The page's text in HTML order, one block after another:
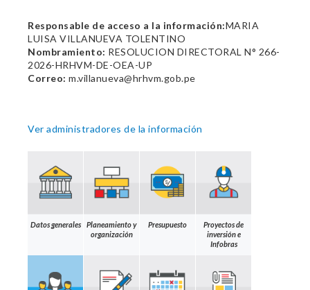
Responsable de acceso a la información:MARIA
LUISA VILLANUEVA TOLENTINO
Nombramiento: RESOLUCION DIRECTORAL N° 266-
2026-HRHVM-DE-OEA-UP
Correo: m.villanueva@hrhvm.gob.pe
Ver administradores de la información
Datos generales
Planeamiento y
organización
Presupuesto
Proyectos de
inversión e
Infobras